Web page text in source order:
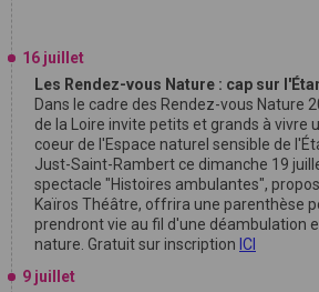
16 juillet
Les Rendez-vous Nature : cap sur
Dans le cadre des Rendez-vous Nature
de la Loire invite petits et grands à vivre
coeur de l'Espace naturel sensible de
Just-Saint-Rambert ce dimanche 19
spectacle "Histoires ambulantes",
Kaïros Théâtre, offrira une parenthèse
prendront vie au fil d'une déambulation
nature. Gratuit sur inscription ICI
9 juillet